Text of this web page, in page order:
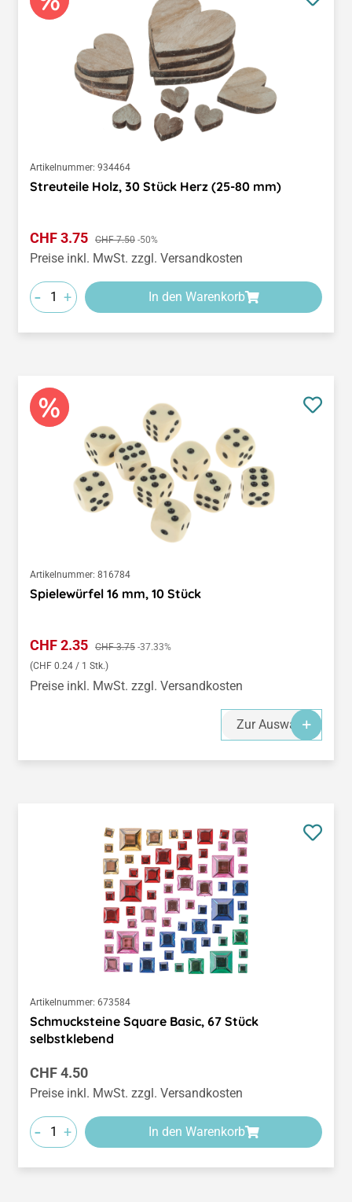
Artikelnummer: 934464
Streuteile Holz, 30 Stück Herz (25-80 mm)
Verkaufspreis:
CHF 3.75 Regulärer Preis:
CHF 7.50 -50%
Preise inkl. MwSt. zzgl. Versandkosten
- + In den Warenkorb
Artikelnummer: 816784
Spielewürfel 16 mm, 10 Stück
Verkaufspreis:
CHF 2.35 Regulärer Preis:
CHF 3.75 -37.33%
(CHF 0.24 / 1 Stk.)
Preise inkl. MwSt. zzgl. Versandkosten
Zur Auswahl
Artikelnummer: 673584
Schmucksteine Square Basic, 67 Stück
selbstklebend
Regulärer Preis:
CHF 4.50
Preise inkl. MwSt. zzgl. Versandkosten
- + In den Warenkorb